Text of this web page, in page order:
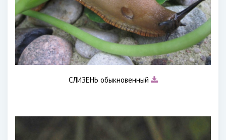
СЛИЗЕНЬ обыкновенный